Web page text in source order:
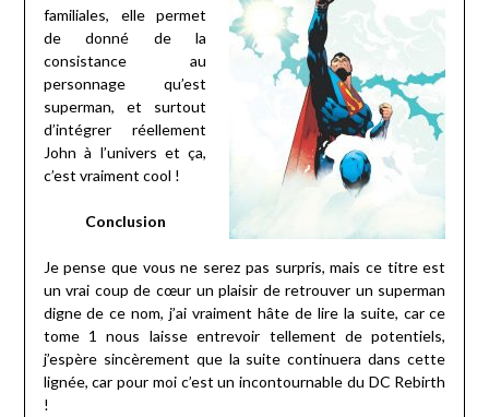
familiales, elle permet
de donné de la
consistance au
personnage qu’est
superman, et surtout
d’intégrer réellement
John à l’univers et ça,
c’est vraiment cool !
Conclusion
Je pense que vous ne serez pas surpris, mais ce titre est
un vrai coup de cœur un plaisir de retrouver un superman
digne de ce nom, j’ai vraiment hâte de lire la suite, car ce
tome 1 nous laisse entrevoir tellement de potentiels,
j’espère sincèrement que la suite continuera dans cette
lignée, car pour moi c’est un incontournable du DC Rebirth
!